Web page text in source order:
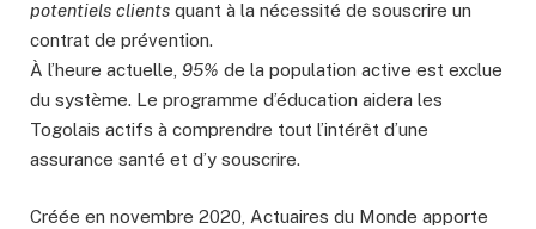
potentiels clients quant à la nécessité de souscrire un
contrat de prévention.
À l’heure actuelle, 95% de la population active est exclue
du système. Le programme d’éducation aidera les
Togolais actifs à comprendre tout l’intérêt d’une
assurance santé et d’y souscrire.
Créée en novembre 2020, Actuaires du Monde apporte